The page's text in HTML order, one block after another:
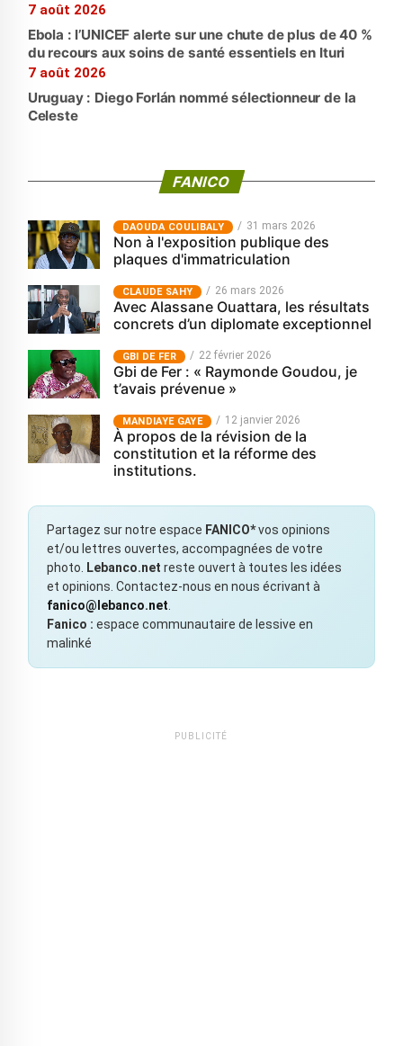
7 août 2026
Ebola : l’UNICEF alerte sur une chute de plus de 40 %
du recours aux soins de santé essentiels en Ituri
7 août 2026
Uruguay : Diego Forlán nommé sélectionneur de la
Celeste
FANICO
‎DAOUDA COULIBALY 31 mars 2026
Non à l'exposition publique des
plaques d'immatriculation
CLAUDE SAHY 26 mars 2026
Avec Alassane Ouattara, les résultats
concrets d’un diplomate exceptionnel
GBI DE FER 22 février 2026
Gbi de Fer : « Raymonde Goudou, je
t’avais prévenue »
MANDIAYE GAYE 12 janvier 2026
À propos de la révision de la
constitution et la réforme des
institutions.
Partagez sur notre espace FANICO*vos opinions
et/ou lettres ouvertes, accompagnées de votre
photo.
Lebanco.net reste ouvert à toutes les idées
et opinions. Contactez-nous en nous écrivant à
fanico@lebanco.net
Fanico : espace communautaire de lessive en
malinké
PUBLICITÉ